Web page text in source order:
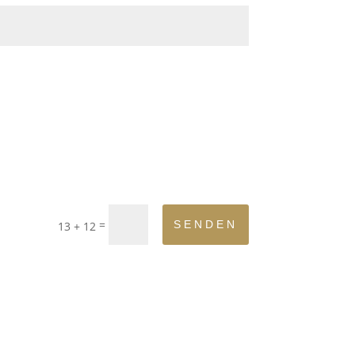
13 + 12 = SENDEN